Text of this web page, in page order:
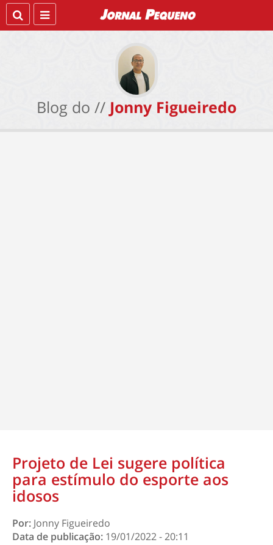
Blog do // Jonny Figueiredo
Projeto de Lei sugere política
para estímulo do esporte aos
idosos
Por: Jonny Figueiredo
Data de publicação: 19/01/2022 - 20:11